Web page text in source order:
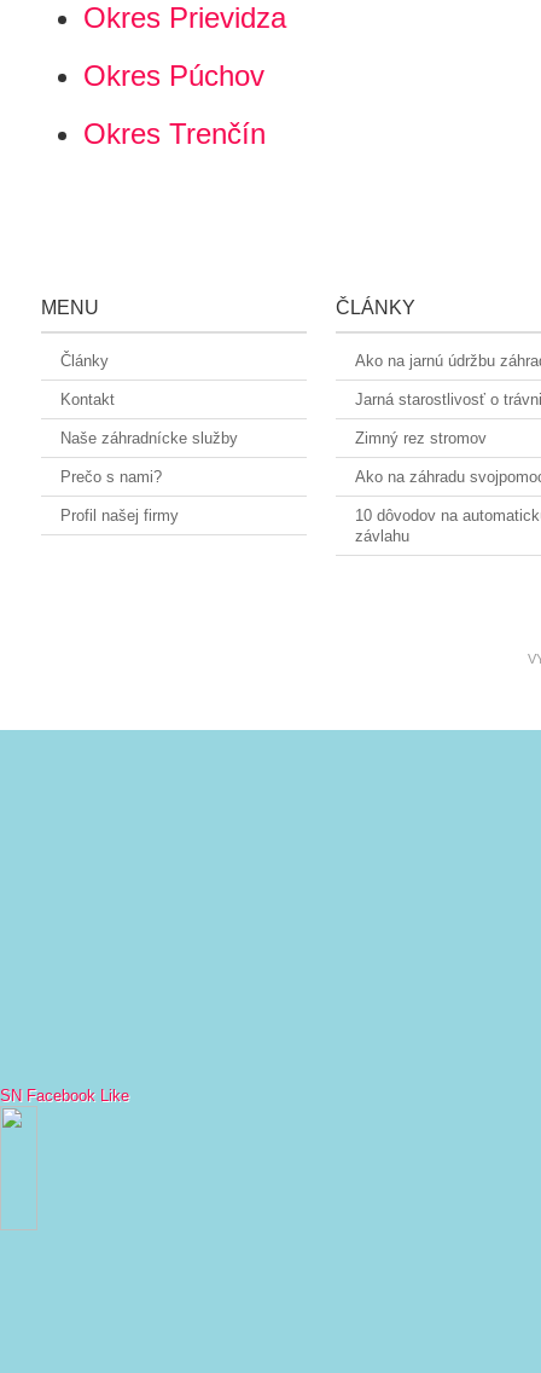
Okres Prievidza
Okres Púchov
Okres Trenčín
MENU
Články
Kontakt
Naše záhradnícke služby
Prečo s nami?
Profil našej firmy
ČLÁNKY
Ako na jarnú údržbu
Jarná starostlivosť o
Zimný rez stromov
Ako na záhradu
10 dôvodov na
závlahu
SN Facebook Like